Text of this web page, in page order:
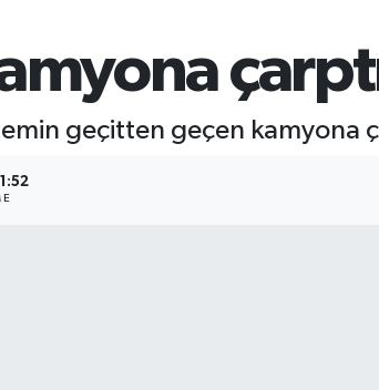
geçitten geçen kamyona